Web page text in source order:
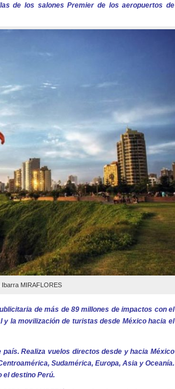
de los salones Premier de los aeropuertos de
MIRAFLORES
de más de 89 millones de impactos con el
la movilización de turistas desde México hacia el
Realiza vuelos directos desde y hacia México
Sudamérica, Europa, Asia y Oceanía.
el destino Perú.